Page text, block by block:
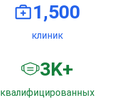
1,500
клиник
3K+
квалифицированных